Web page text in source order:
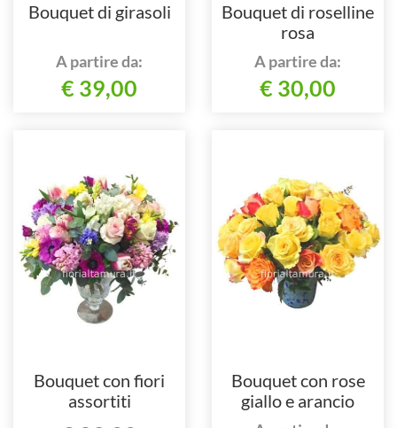
Bouquet di girasoli
A partire da:
€ 39,00
Bouquet di roselline
rosa
A partire da:
€ 30,00
Bouquet con fiori
assortiti
Bouquet con rose
giallo e arancio